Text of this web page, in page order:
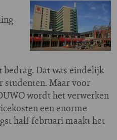
Dat was eindelijk
studenten. Maar voor
wordt het verwerken
een enorme
half februari maakt het